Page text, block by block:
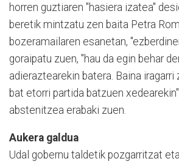
horren guztiaren "hasiera izatea"
beretik mintzatu zen baita Petra
bozeramailaren esanetan,
goraipatu zuen, "hau da egin behar
adieraztearekin batera. Baina iragarri
bat etorri partida batzuen
abstenitzea erabaki zuen.
Aukera galdua
Udal gobernu taldetik pozgarritzat